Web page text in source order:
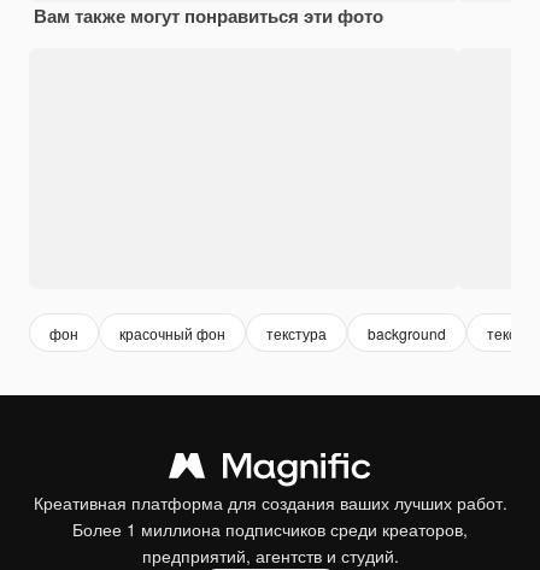
Вам также могут понравиться эти фото
фон красочный фон текстура background
Креативная платформа для создания ваших лучших работ.
Более 1 миллиона подписчиков среди креаторов,
предприятий, агентств и студий.